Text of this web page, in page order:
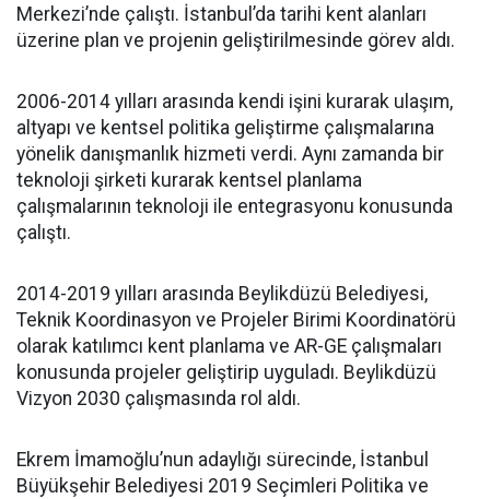
Merkezi’nde çalıştı. İstanbul’da tarihi kent alanları
üzerine plan ve projenin geliştirilmesinde görev aldı.
2006-2014 yılları arasında kendi işini kurarak ulaşım,
altyapı ve kentsel politika geliştirme çalışmalarına
yönelik danışmanlık hizmeti verdi. Aynı zamanda bir
teknoloji şirketi kurarak kentsel planlama
çalışmalarının teknoloji ile entegrasyonu konusunda
çalıştı.
2014-2019 yılları arasında Beylikdüzü Belediyesi,
Teknik Koordinasyon ve Projeler Birimi Koordinatörü
olarak katılımcı kent planlama ve AR-GE çalışmaları
konusunda projeler geliştirip uyguladı. Beylikdüzü
Vizyon 2030 çalışmasında rol aldı.
Ekrem İmamoğlu’nun adaylığı sürecinde, İstanbul
Büyükşehir Belediyesi 2019 Seçimleri Politika ve